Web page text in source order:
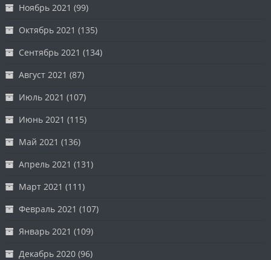
Ноябрь 2021 (99)
Октябрь 2021 (135)
Сентябрь 2021 (134)
Август 2021 (87)
Июль 2021 (107)
Июнь 2021 (115)
Май 2021 (136)
Апрель 2021 (131)
Март 2021 (111)
Февраль 2021 (107)
Январь 2021 (109)
Декабрь 2020 (96)